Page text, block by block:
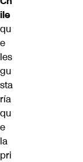
ile
qu
e
les
gu
sta
ría
qu
e
la
pri